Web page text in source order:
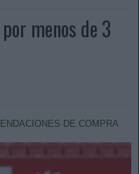
menos de 3
DE COMPRA